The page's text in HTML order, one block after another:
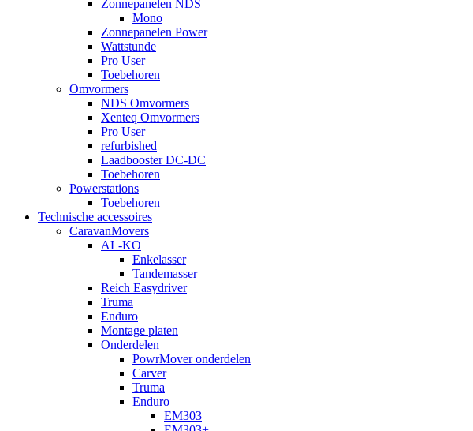
Zonnepanelen NDS
Mono
Zonnepanelen Power
Wattstunde
Pro User
Toebehoren
Omvormers
NDS Omvormers
Xenteq Omvormers
Pro User
refurbished
Laadbooster DC-DC
Toebehoren
Powerstations
Toebehoren
Technische accessoires
CaravanMovers
AL-KO
Enkelasser
Tandemasser
Reich Easydriver
Truma
Enduro
Montage platen
Onderdelen
PowrMover onderdelen
Carver
Truma
Enduro
EM303